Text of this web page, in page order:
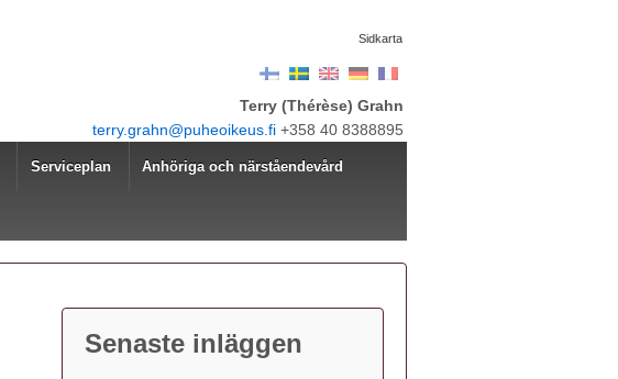
Sidkarta
Terry (Thérèse) Grahn
terry.grahn@puheoikeus.fi +358 40 8388895
Serviceplan Anhöriga och närståendevård
Senaste inläggen